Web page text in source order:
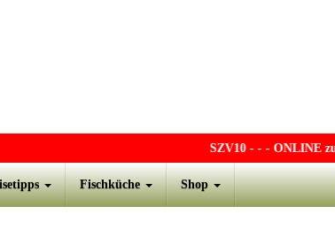
SZV10- - - ONLINE zum
Fischküche Shop